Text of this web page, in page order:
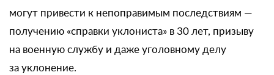
могут привести к непоправимым последствиям —
получению «справки уклониста» в 30 лет, призыву
на военную службу и даже уголовному делу
за уклонение.